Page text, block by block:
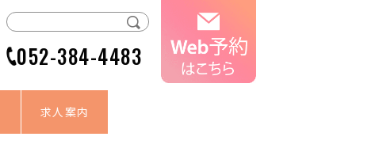
052-384-4483
求人案内